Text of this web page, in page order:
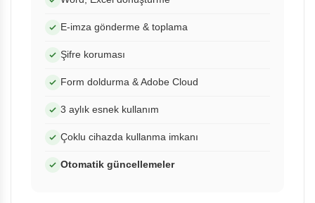
E-imza gönderme & toplama
Şifre koruması
Form doldurma & Adobe Cloud
3 aylık esnek kullanım
Çoklu cihazda kullanma imkanı
Otomatik güncellemeler